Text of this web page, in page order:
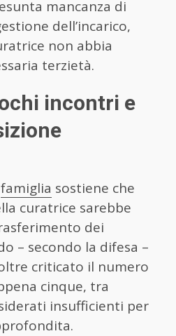
mancanza di
dell’incarico,
non abbia
terzietà.
incontri e
famiglia sostiene che
curatrice sarebbe
dei
– secondo la difesa –
criticato il numero
cinque, tra
insufficienti per